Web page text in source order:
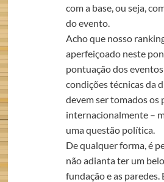
com a base, ou seja,
do evento.
Acho que nosso
aperfeiçoado neste
pontuação dos
condições técnicas da
devem ser tomados os
internacionalmente –
uma questão política.
De qualquer forma, é
não adianta ter um
fundação e as paredes.